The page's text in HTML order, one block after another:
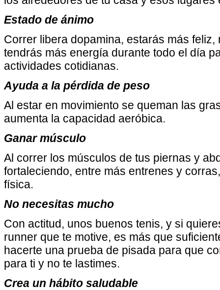
Estado de ánimo
Correr libera dopamina, estarás más
tendrás más energía durante todo el día
actividades cotidianas.
Ayuda a la pérdida de peso
Al estar en movimiento se queman las
aumenta la capacidad aeróbica.
Ganar músculo
Al correr los músculos de tus piernas y
fortaleciendo, entre más entrenes y
física.
No necesitas mucho
Con actitud, unos buenos tenis, y si
runner que te motive, es más que
hacerte una prueba de pisada para que
para ti y no te lastimes.
Crea un hábito saludable